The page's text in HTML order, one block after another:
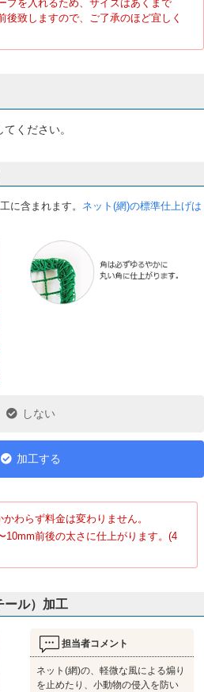
プを入れるため、サイズはあくまで
後致しますので、ご了承のほど宜しく
ください。
に含まれます。 ネット(網)の標準仕上げは
しない
加工する
わらず料金は変わりません。
10mm前後の太さに仕上がります。(4
ール）加工
担当者コメント
ネット(網)の、軽微な風による煽り
を止めたり、小動物の侵入を防い